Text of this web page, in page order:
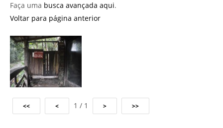
Faça uma busca avançada aqui.
Voltar para página anterior
1 / 1